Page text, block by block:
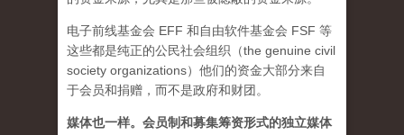
电子前线基金会 EFF 和自由软件基金会 FSF 等
这些都是纯正的公民社会组织（the genuine civil
society organizations）他们的资金大部分来自
于会员和捐赠，而不是政府和财团。
媒体也一样。会员制和募集筹资形式的独立媒体